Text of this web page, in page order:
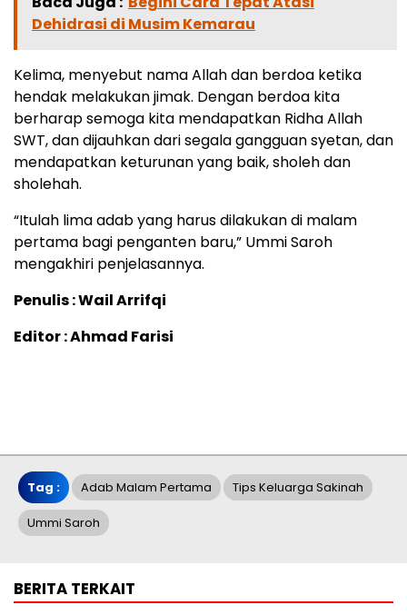
Dehidrasi di Musim Kemarau
Kelima, menyebut nama Allah dan berdoa ketika
hendak melakukan jimak. Dengan berdoa kita
berharap semoga kita mendapatkan Ridha Allah
SWT, dan dijauhkan dari segala gangguan syetan, dan
mendapatkan keturunan yang baik, sholeh dan
sholehah.
“Itulah lima adab yang harus dilakukan di malam
pertama bagi penganten baru,” Ummi Saroh
mengakhiri penjelasannya.
Penulis : Wail Arrifqi
Editor : Ahmad Farisi
Tag : Adab Malam Pertama Tips Keluarga Sakinah
Ummi Saroh
BERITA TERKAIT